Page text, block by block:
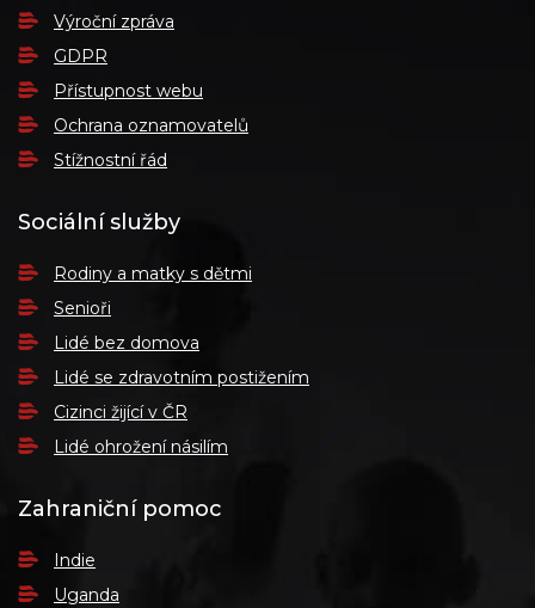
Výroční zpráva
GDPR
Přístupnost webu
Ochrana oznamovatelů
Stížnostní řád
Sociální služby
Rodiny a matky s dětmi
Senioři
Lidé bez domova
Lidé se zdravotním postižením
Cizinci žijící v ČR
Lidé ohrožení násilím
Zahraniční pomoc
Indie
Uganda